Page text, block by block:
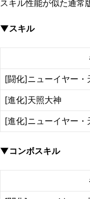
スキル性能が似た通常
▼スキル
[闘化]ニューイヤー・
[進化]天照大神
[進化]ニューイヤー・
▼コンボスキル